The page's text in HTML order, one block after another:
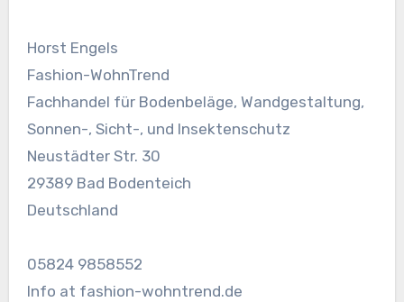
Horst Engels
Fashion-WohnTrend
Fachhandel für Bodenbeläge, Wandgestaltung,
Sonnen-, Sicht-, und Insektenschutz
Neustädter Str. 30
29389 Bad Bodenteich
Deutschland
05824 9858552
Info at fashion-wohntrend.de